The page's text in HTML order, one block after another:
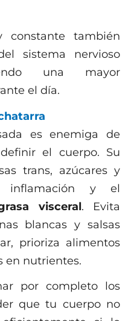
constante también
sistema nervioso
una mayor
el día.
es enemiga de
el cuerpo. Su
trans, azúcares y
inflamación y el
visceral. Evita
blancas y salsas
prioriza alimentos
en nutrientes.
por completo los
que tu cuerpo no